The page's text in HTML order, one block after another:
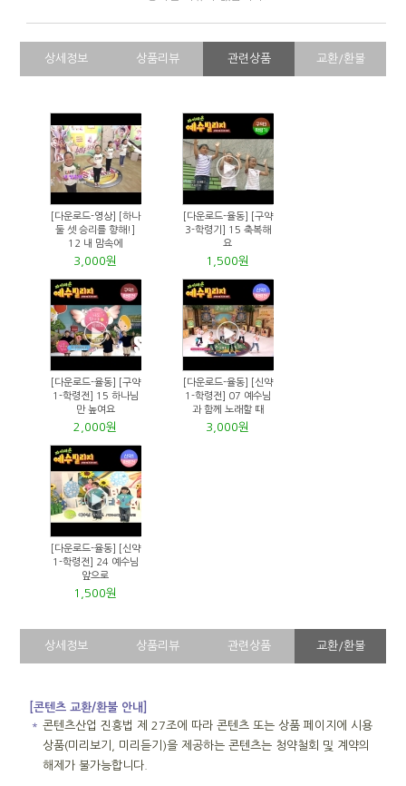
상세정보 상품리뷰 관련상품 교환/환불
[다운로드-영상] [하나
둘 셋 승리를 향해!]
12 내 맘속에
3,000원
[다운로드-율동] [구약
3-학령기] 15 축복해
요
1,500원
[다운로드-율동] [구약
1-학령전] 15 하나님
만 높여요
2,000원
[다운로드-율동] [신약
1-학령전] 07 예수님
과 함께 노래할 때
3,000원
[다운로드-율동] [신약
1-학령전] 24 예수님
앞으로
1,500원
상세정보 상품리뷰 관련상품 교환/환불
[콘텐츠 교환/환불 안내]
＊ 콘텐츠산업 진흥법 제 27조에 따라 콘텐츠 또는 상품 페이지에 시용
상품(미리보기, 미리듣기)을 제공하는 콘텐츠는 청약철회 및 계약의
해제가 불가능합니다.